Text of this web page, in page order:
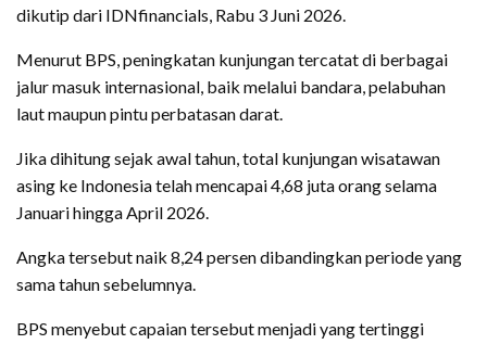
dikutip dari IDNfinancials, Rabu 3 Juni 2026.
Menurut BPS, peningkatan kunjungan tercatat di berbagai
jalur masuk internasional, baik melalui bandara, pelabuhan
laut maupun pintu perbatasan darat.
Jika dihitung sejak awal tahun, total kunjungan wisatawan
asing ke Indonesia telah mencapai 4,68 juta orang selama
Januari hingga April 2026.
Angka tersebut naik 8,24 persen dibandingkan periode yang
sama tahun sebelumnya.
BPS menyebut capaian tersebut menjadi yang tertinggi